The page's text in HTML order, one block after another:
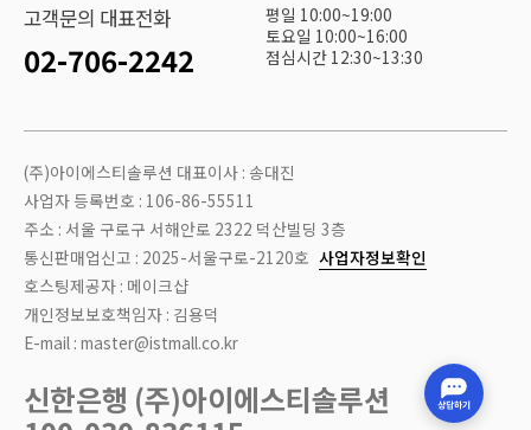
고객문의 대표전화
02-706-2242
평일 10:00~19:00
토요일 10:00~16:00
점심시간 12:30~13:30
(주)아이에스티솔루션 대표이사 : 송대진
사업자 등록번호 : 106-86-55511
주소 : 서울 구로구 서해안로 2322 덕산빌딩 3층
통신판매업신고 : 2025-서울구로-2120호 사업자정보확인
호스팅제공자 : 메이크샵
개인정보보호책임자 : 김용덕
E-mail : master@istmall.co.kr
신한은행 (주)아이에스티솔루션